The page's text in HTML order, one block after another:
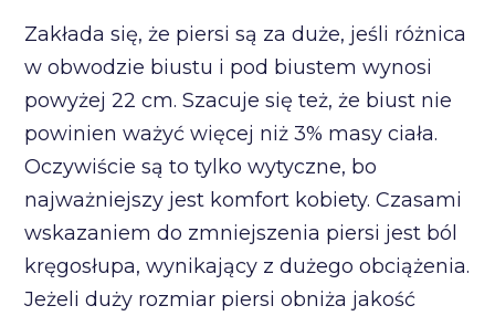
Zakłada się, że piersi są za duże, jeśli różnica
w obwodzie biustu i pod biustem wynosi
powyżej 22 cm. Szacuje się też, że biust nie
powinien ważyć więcej niż 3% masy ciała.
Oczywiście są to tylko wytyczne, bo
najważniejszy jest komfort kobiety. Czasami
wskazaniem do zmniejszenia piersi jest ból
kręgosłupa, wynikający z dużego obciążenia.
Jeżeli duży rozmiar piersi obniża jakość